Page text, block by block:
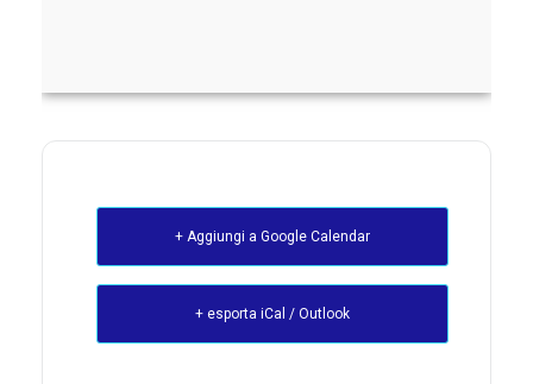
+ Aggiungi a Google Calendar
+ esporta iCal / Outlook